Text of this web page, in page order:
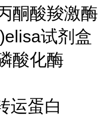
酮酸羧激酶
试剂盒
酸化酶
运蛋白